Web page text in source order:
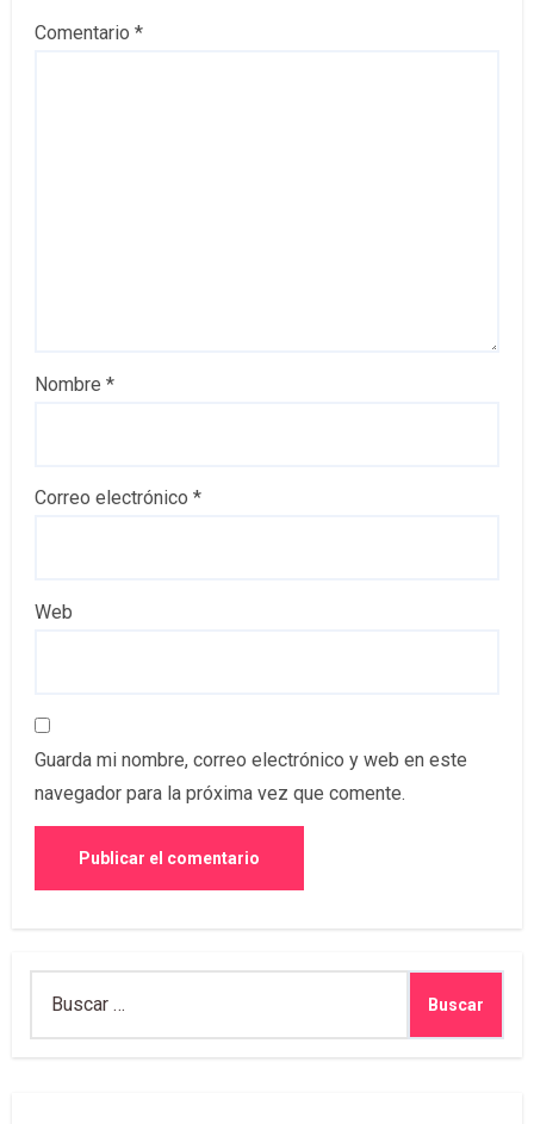
Comentario *
Nombre *
Correo electrónico *
Web
Guarda mi nombre, correo electrónico y web en este
navegador para la próxima vez que comente.